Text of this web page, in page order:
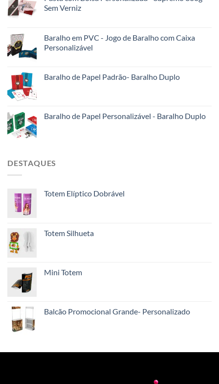
Sem Verniz
Baralho em PVC - Jogo de Baralho com Caixa
Personalizável
Baralho de Papel Padrão- Baralho Duplo
Baralho de Papel Personalizável - Baralho Duplo
DESTAQUES
Totem Elíptico Dobrável
Totem Silhueta
Mini Totem
Balcão Promocional Grande- Personalizado